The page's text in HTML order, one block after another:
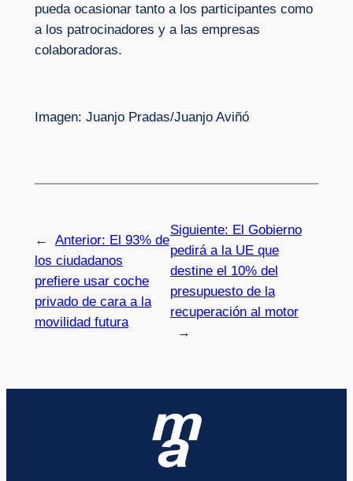
pueda ocasionar tanto a los participantes como
a los patrocinadores y a las empresas
colaboradoras.
Imagen: Juanjo Pradas/Juanjo Aviñó
← Anterior: El 93% de
los ciudadanos
prefiere usar coche
privado de cara a la
movilidad futura
Siguiente: El Gobierno
pedirá a la UE que
destine el 10% del
presupuesto de la
recuperación al motor
→